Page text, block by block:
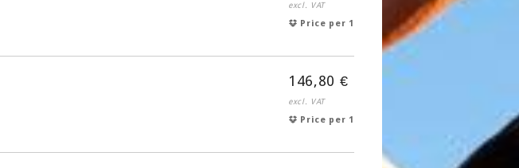
excl. VAT
Price per 1
146,80 €
excl. VAT
Price per 1